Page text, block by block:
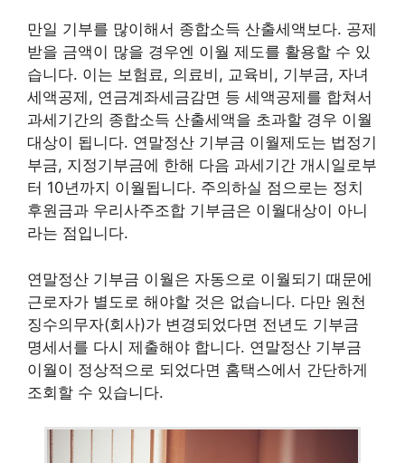
만일 기부를 많이해서 종합소득 산출세액보다. 공제
받을 금액이 많을 경우엔 이월 제도를 활용할 수 있
습니다. 이는 보험료, 의료비, 교육비, 기부금, 자녀
세액공제, 연금계좌세금감면 등 세액공제를 합쳐서
과세기간의 종합소득 산출세액을 초과할 경우 이월
대상이 됩니다. 연말정산 기부금 이월제도는 법정기
부금, 지정기부금에 한해 다음 과세기간 개시일로부
터 10년까지 이월됩니다. 주의하실 점으로는 정치
후원금과 우리사주조합 기부금은 이월대상이 아니
라는 점입니다.
연말정산 기부금 이월은 자동으로 이월되기 때문에
근로자가 별도로 해야할 것은 없습니다. 다만 원천
징수의무자(회사)가 변경되었다면 전년도 기부금
명세서를 다시 제출해야 합니다. 연말정산 기부금
이월이 정상적으로 되었다면 홈택스에서 간단하게
조회할 수 있습니다.